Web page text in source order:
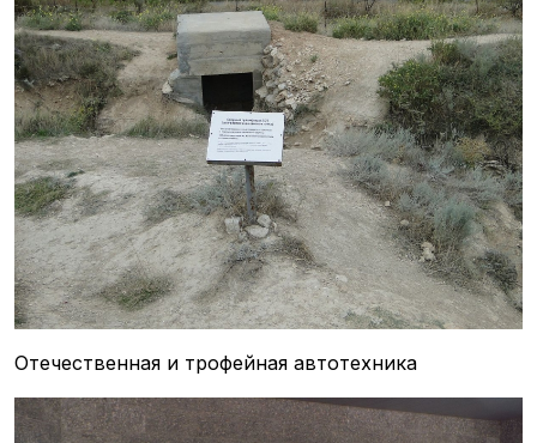
Отечественная и трофейная автотехника